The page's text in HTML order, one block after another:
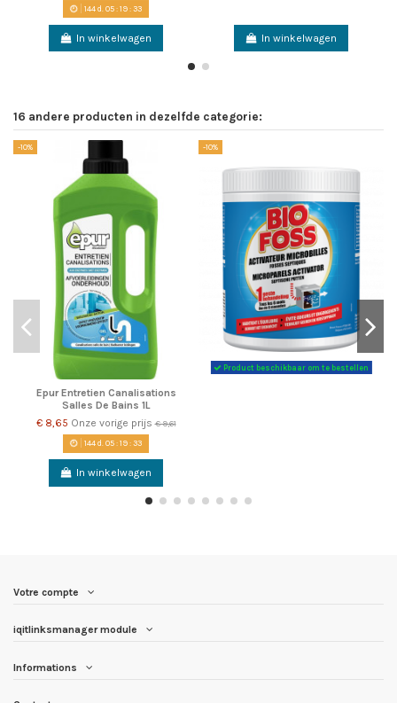
144d. 05:19:33
In winkelwagen In winkelwagen
16 andere producten in dezelfde categorie:
-10%
Epur Entretien Canalisations
Salles De Bains 1L
€ 8,65 Onze vorige prijs€ 9,61
144d. 05:19:33
In winkelwagen
-10%
Product beschikbaar om te bestellen
Votre compte
iqitlinksmanager module
Informations